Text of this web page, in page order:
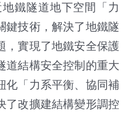
鐵隧道地下空間「力
鍵技術，解決了地鐵隧
，實現了地鐵安全保護
道結構安全控制的重大
化「力系平衡、協同補
了改擴建結構變形調控